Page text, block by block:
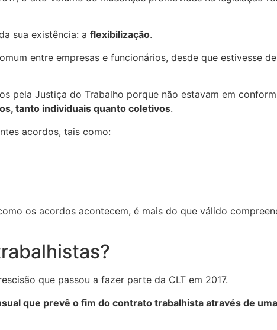
sua existência: a flexibilização.
entre empresas e funcionários, desde que estivesse
pela Justiça do Trabalho porque não estavam em
tanto individuais quanto coletivos.
acordos, tais como:
os acordos acontecem, é mais do que válido
que passou a fazer parte da CLT em 2017.
que prevê o fim do contrato trabalhista através de